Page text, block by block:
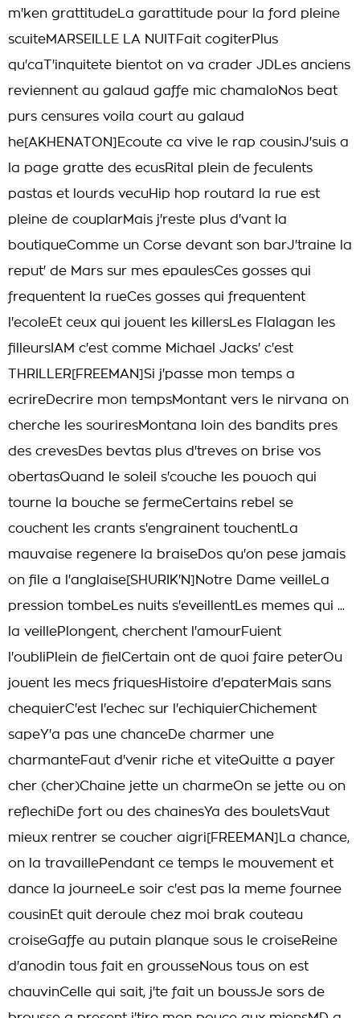
m'ken grattitudeLa garattitude pour la ford pleine
scuiteMARSEILLE LA NUITFait cogiterPlus
qu'caT'inquitete bientot on va crader JDLes anciens
reviennent au galaud gaffe mic chamaloNos beat
purs censures voila court au galaud
he[AKHENATON]Ecoute ca vive le rap cousinJ'suis a
la page gratte des ecusRital plein de feculents
pastas et lourds vecuHip hop routard la rue est
pleine de couplarMais j'reste plus d'vant la
boutiqueComme un Corse devant son barJ'traine la
reput' de Mars sur mes epaulesCes gosses qui
frequentent la rueCes gosses qui frequentent
l'ecoleEt ceux qui jouent les killersLes Flalagan les
filleursIAM c'est comme Michael Jacks' c'est
THRILLER[FREEMAN]Si j'passe mon temps a
ecrireDecrire mon tempsMontant vers le nirvana on
cherche les souriresMontana loin des bandits pres
des crevesDes bevtas plus d'treves on brise vos
obertasQuand le soleil s'couche les pouoch qui
tourne la bouche se fermeCertains rebel se
couchent les crants s'engrainent touchentLa
mauvaise regenere la braiseDos qu'on pese jamais
on file a l'anglaise[SHURIK'N]Notre Dame veilleLa
pression tombeLes nuits s'eveillentLes memes qui ...
la veillePlongent, cherchent l'amourFuient
l'oubliPlein de fielCertain ont de quoi faire peterOu
jouent les mecs friquesHistoire d'epaterMais sans
chequierC'est l'echec sur l'echiquierChichement
sapeY'a pas une chanceDe charmer une
charmanteFaut d'venir riche et viteQuitte a payer
cher (cher)Chaine jette un charmeOn se jette ou on
reflechiDe fort ou des chainesYa des bouletsVaut
mieux rentrer se coucher aigri[FREEMAN]La chance,
on la travaillePendant ce temps le mouvement et
dance la journeeLe soir c'est pas la meme fournee
cousinEt quit deroule chez moi brak couteau
croiseGaffe au putain planque sous le croiseReine
d'anodin tous fait en grousseNous tous on est
chauvinCelle qui sait, j'te fait un boussJe sors de